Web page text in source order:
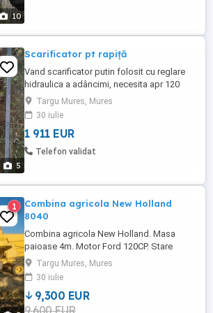
10
5
Scarificator pt rapiță
Vand scarificator putin folosit cu reglare
hidraulica a adâncimi, necesita apr 120
cai, preț 10000 lei
Targu Mures, Mures
30 iulie
1 911 EUR
Telefon validat
1
Combina agricola New Holland
8040
Combina agricola New Holland. Masa
paioase 4m. Motor Ford 120CP. Stare
buna de functionare! NU ARE MASA DE
PORUMB.
Targu Mures, Mures
30 iulie
9,300 EUR
9,600 EUR